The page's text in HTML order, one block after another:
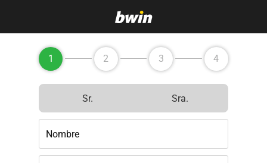
1 2 3 4
Sr. Sra.
Nombre